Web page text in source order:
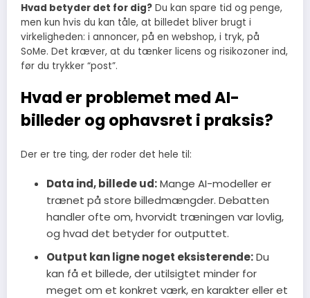
Hvad betyder det for dig? Du kan spare tid og penge,
men kun hvis du kan tåle, at billedet bliver brugt i
virkeligheden: i annoncer, på en webshop, i tryk, på
SoMe. Det kræver, at du tænker licens og risikozoner ind,
før du trykker “post”.
Hvad er problemet med AI-
billeder og ophavsret i praksis?
Der er tre ting, der roder det hele til:
Data ind, billede ud:Mange AI-modeller er
trænet på store billedmængder. Debatten
handler ofte om, hvorvidt træningen var lovlig,
og hvad det betyder for outputtet.
Output kan ligne noget eksisterende:Du
kan få et billede, der utilsigtet minder for
meget om et konkret værk, en karakter eller et